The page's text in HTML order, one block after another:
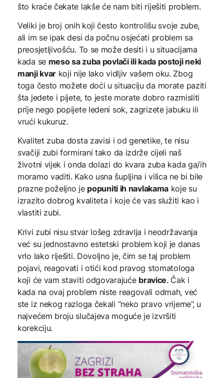
što kraće čekate lakše će nam biti riješiti problem.
Veliki je broj onih koji često kontrolišu svoje zube,
ali im se ipak desi da počnu osjećati problem sa
preosjetljivošću. To se može desiti i u situacijama
kada se meso sa zuba povlači ili kada postoji neki
manji kvar koji nije lako vidljiv vašem oku. Zbog
toga često možete doći u situaciju da morate paziti
šta jedete i pijete, to jeste morate dobro razmisliti
prije nego popijete ledeni sok, zagrizete jabuku ili
vrući kukuruz.
Kvalitet zuba dosta zavisi i od genetike, te nisu
svačiji zubi formirani tako da izdrže cijeli naš
životni vijek i onda dolazi do kvara zuba kada ga/ih
moramo vaditi. Kako usna šupljina i vilica ne bi bile
prazne poželjno je popuniti ih navlakama koje su
izrazito dobrog kvaliteta i koje će vas služiti kao i
vlastiti zubi.
Krivi zubi nisu stvar lošeg zdravlja i neodržavanja
već su jednostavno estetski problem koji je danas
vrlo lako riješiti. Dovoljno je, čim se taj problem
pojavi, reagovati i otići kod pravog stomatologa
koji će vam staviti odgovarajuće bravice. Čak i
kada na ovaj problem niste reagovali odmah, već
ste iz nekog razloga čekali “neko pravo vrijeme”, u
najvećem broju slučajeva moguće je izvršiti
korekciju.